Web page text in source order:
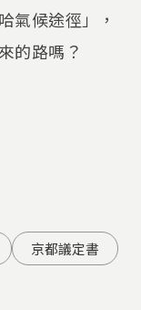
氣候途徑」，
的路嗎？
京都議定書